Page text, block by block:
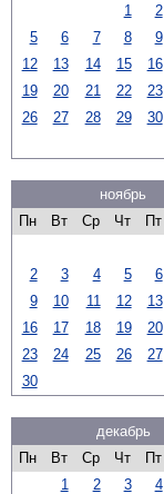
1
2
5
6 7 8 9
12
13 14 15 16
19
20 21 22 23
26
27 28 29 30
ноябрь
Пн
Вт Ср Чт Пт
2
3 4 5 6
9
10 11 12 13
16
17 18 19 20
23
24 25 26 27
30
декабрь
Пн
Вт Ср Чт Пт
1
2 3 4